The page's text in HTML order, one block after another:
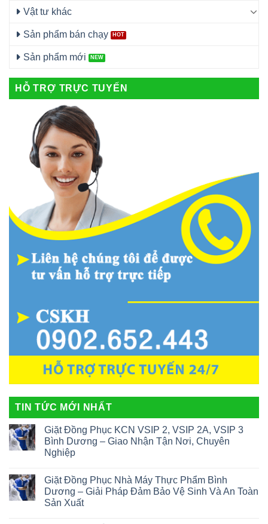
Vật tư khác
Sản phẩm bán chạy
Sản phẩm mới
HỖ TRỢ TRỰC TUYẾN
TIN TỨC MỚI NHẤT
Giặt Đồng Phục KCN VSIP 2, VSIP 2A, VSIP 3
Bình Dương – Giao Nhận Tận Nơi, Chuyên
Nghiệp
Giặt Đồng Phục Nhà Máy Thực Phẩm Bình
Dương – Giải Pháp Đảm Bảo Vệ Sinh Và An Toàn
Sản Xuất